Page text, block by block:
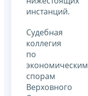
инстанций.
Судебная
коллегия
по
экономическим
спорам
Верховного